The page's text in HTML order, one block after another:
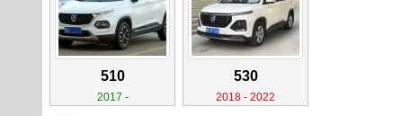
510
2017 -
530
2018 - 2022